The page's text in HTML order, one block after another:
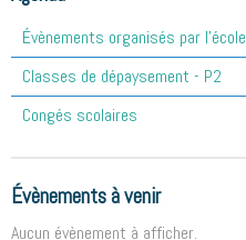
Évènements organisés par l'école
Classes de dépaysement - P2
Congés scolaires
Évènements à venir
Aucun évènement à afficher.